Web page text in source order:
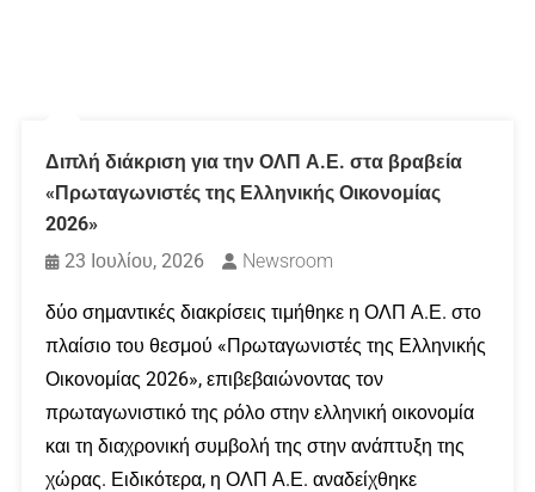
Διπλή διάκριση για την ΟΛΠ Α.Ε. στα βραβεία
«Πρωταγωνιστές της Ελληνικής Οικονομίας
2026»
23 Ιουλίου, 2026
Newsroom
δύο σημαντικές διακρίσεις τιμήθηκε η ΟΛΠ Α.Ε. στο
πλαίσιο του θεσμού «Πρωταγωνιστές της Ελληνικής
Οικονομίας 2026», επιβεβαιώνοντας τον
πρωταγωνιστικό της ρόλο στην ελληνική οικονομία
και τη διαχρονική συμβολή της στην ανάπτυξη της
χώρας. Ειδικότερα, η ΟΛΠ Α.Ε. αναδείχθηκε